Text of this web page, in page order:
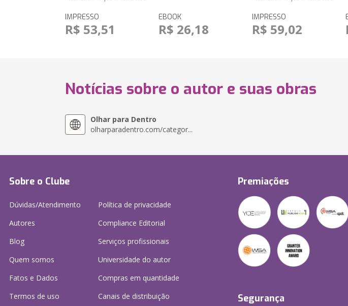
IMPRESSO
R$ 53,51
EBOOK
R$ 26,18
IMPRESSO
R$ 59,02
Notícias sobre o autor e suas obras
Olhar para Dentro
olharparadentro.com/categor...
Sobre o Clube
Dúvidas/Atendimento
Autores
Blog
Quem somos
Fatos e Dados
Termos de uso
Política de privacidade
Compliance Editorial
Serviços profissionais
Universidade do autor
Compras em quantidade
Canais de distribuição
Premiações
Segurança